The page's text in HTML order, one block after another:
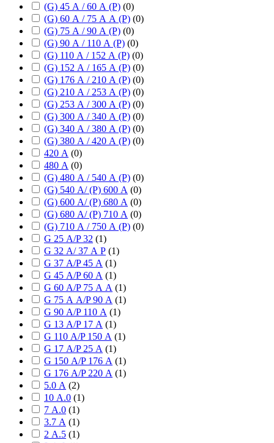
(G) 45 А / 60 А (P) (0)
(G) 60 А / 75 А А (P) (0)
(G) 75 А / 90 А (P) (0)
(G) 90 А / 110 А (P) (0)
(G) 110 А / 152 А (P) (0)
(G) 152 А / 165 А (P) (0)
(G) 176 А / 210 А (P) (0)
(G) 210 А / 253 А (P) (0)
(G) 253 А / 300 А (P) (0)
(G) 300 А / 340 А (P) (0)
(G) 340 А / 380 А (P) (0)
(G) 380 А / 420 А (P) (0)
420 А (0)
480 А (0)
(G) 480 А / 540 А (P) (0)
(G) 540 А/ (P) 600 А (0)
(G) 600 А/ (P) 680 А (0)
(G) 680 А/ (P) 710 А (0)
(G) 710 А / 750 А (P) (0)
G 25 А/P 32 (1)
G 32 А/ 37 А P (1)
G 37 А/P 45 А (1)
G 45 А/P 60 А (1)
G 60 А/P 75 А А (1)
G 75 А А/P 90 А (1)
G 90 А/P 110 А (1)
G 13 А/P 17 А (1)
G 110 А/P 150 А (1)
G 17 А/P 25 А (1)
G 150 А/P 176 А (1)
G 176 А/P 220 А (1)
5.0 А (2)
10 А.0 (1)
7 А.0 (1)
3.7 А (1)
2 А.5 (1)